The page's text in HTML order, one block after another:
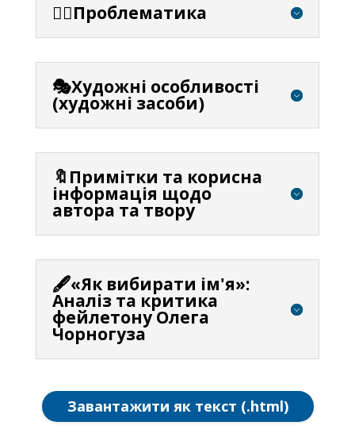
⛓️‍💥Проблематика
🎭Художні особливості
(художні засоби)
🔖Примітки та корисна
інформація щодо
автора та твору
🖋️«Як вибирати ім'я»:
Аналіз та критика
фейлетону Олега
Чорногуза
Завантажити як текст (.html)